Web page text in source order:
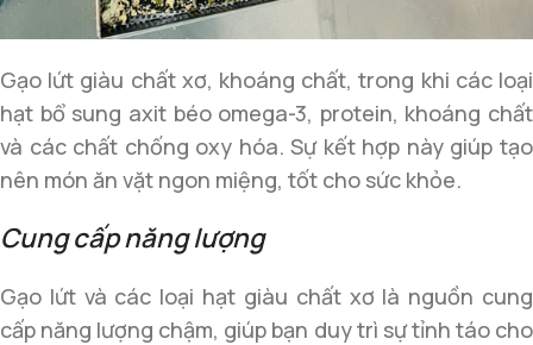
Gạo lứt giàu chất xơ, khoáng chất, trong khi các loại
hạt bổ sung axit béo omega-3, protein, khoáng chất
và các chất chống oxy hóa. Sự kết hợp này giúp tạo
nên món ăn vặt ngon miệng, tốt cho sức khỏe.
Cung cấp năng lượng
Gạo lứt và các loại hạt giàu chất xơ là nguồn cung
cấp năng lượng chậm, giúp bạn duy trì sự tỉnh táo cho